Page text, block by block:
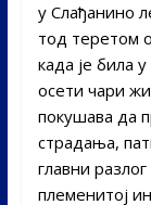
у Слађанино
тод теретом
када је била
осети чари
покушава да
страдања,
главни
племенитој